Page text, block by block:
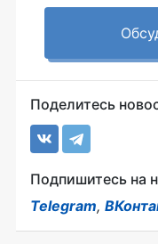
Поделитесь
Подпишитесь на
Telegram,